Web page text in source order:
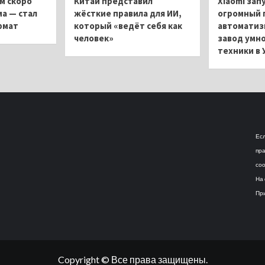
— стал
жёсткие правила для ИИ,
который «ведёт себя как
человек»
огромный
завод
техники в
На
Copyright © Все права защищены.